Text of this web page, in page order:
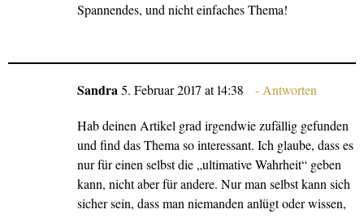
Spannendes, und nicht einfaches Thema!
Sandra5. Februar 2017 at 14:38 Antworten
Hab deinen Artikel grad irgendwie zufällig gefunden
und find das Thema so interessant. Ich glaube, dass es
nur für einen selbst die „ultimative Wahrheit“ geben
kann, nicht aber für andere. Nur man selbst kann sich
sicher sein, dass man niemanden anlügt oder wissen,